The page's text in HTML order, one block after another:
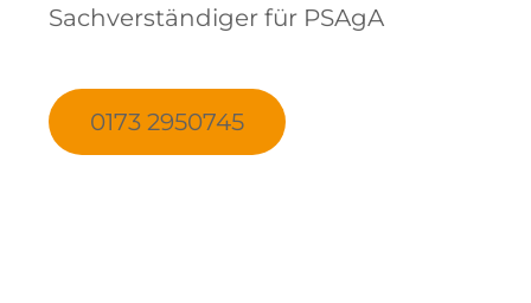
Sachverständiger für PSAgA
0173 2950745